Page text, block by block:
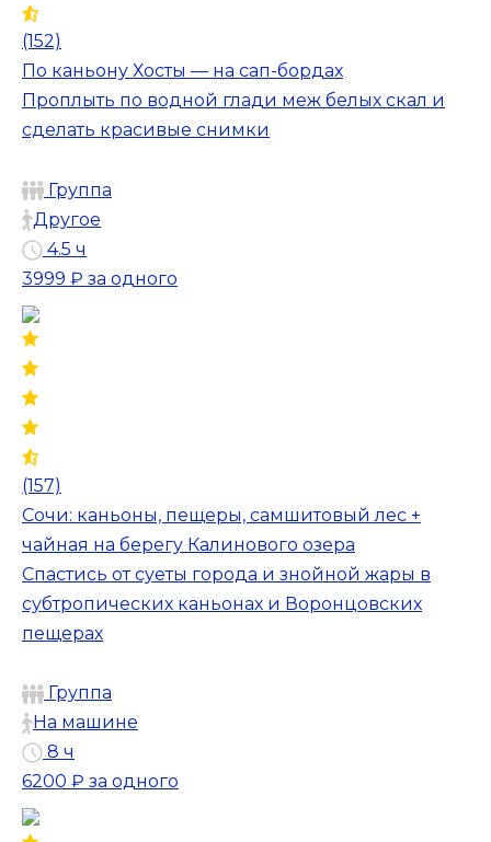
(152)
По каньону Хосты — на сап-бордах
Проплыть по водной глади меж белых скал и
сделать красивые снимки
Группа
Другое
4.5 ч
3999 ₽ за одного
(157)
Сочи: каньоны, пещеры, самшитовый лес +
чайная на берегу Калинового озера
Спастись от суеты города и знойной жары в
субтропических каньонах и Воронцовских
пещерах
Группа
На машине
8 ч
6200 ₽ за одного